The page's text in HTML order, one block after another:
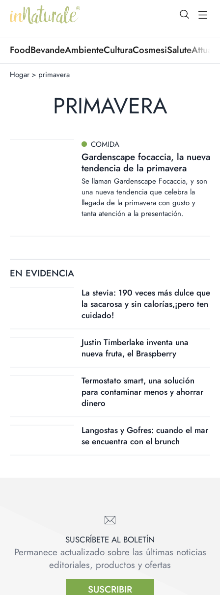
open
FoodBevandeAmbienteCulturaCosmesiSalute
Hogar > primavera
PRIMAVERA
COMIDA
Gardenscape focaccia, la nueva
tendencia de la primavera
Se llaman Gardenscape Focaccia, y son
una nueva tendencia que celebra la
llegada de la primavera con gusto y
tanta atención a la presentación.
EN EVIDENCIA
La stevia: 190 veces más dulce que
la sacarosa y sin calorías,¡pero ten
cuidado!
Justin Timberlake inventa una
nueva fruta, el Braspberry
Termostato smart, una solución
para contaminar menos y ahorrar
dinero
Langostas y Gofres: cuando el mar
se encuentra con el brunch
SUSCRÍBETE AL BOLETÍN
Permanece actualizado sobre las últimas noticias
editoriales, productos y ofertas
SUSCRIBIR